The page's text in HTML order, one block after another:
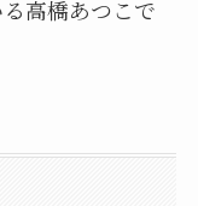
高橋あつこで